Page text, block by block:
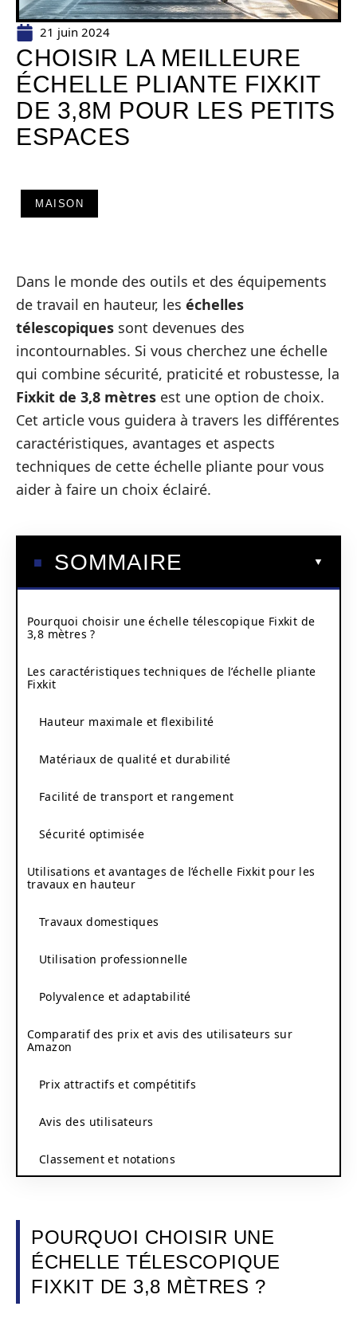
21 juin 2024
CHOISIR LA MEILLEURE
ÉCHELLE PLIANTE FIXKIT
DE 3,8M POUR LES PETITS
ESPACES
MAISON
Dans le monde des outils et des équipements
de travail en hauteur, les échelles
télescopiques sont devenues des
incontournables. Si vous cherchez une échelle
qui combine sécurité, praticité et robustesse, la
Fixkit de 3,8 mètres est une option de choix.
Cet article vous guidera à travers les différentes
caractéristiques, avantages et aspects
techniques de cette échelle pliante pour vous
aider à faire un choix éclairé.
SOMMAIRE
Pourquoi choisir une échelle télescopique Fixkit de
3,8 mètres ?
Les caractéristiques techniques de l’échelle pliante
Fixkit
Hauteur maximale et flexibilité
Matériaux de qualité et durabilité
Facilité de transport et rangement
Sécurité optimisée
Utilisations et avantages de l’échelle Fixkit pour les
travaux en hauteur
Travaux domestiques
Utilisation professionnelle
Polyvalence et adaptabilité
Comparatif des prix et avis des utilisateurs sur
Amazon
Prix attractifs et compétitifs
Avis des utilisateurs
Classement et notations
POURQUOI CHOISIR UNE
ÉCHELLE TÉLESCOPIQUE
FIXKIT DE 3,8 MÈTRES ?